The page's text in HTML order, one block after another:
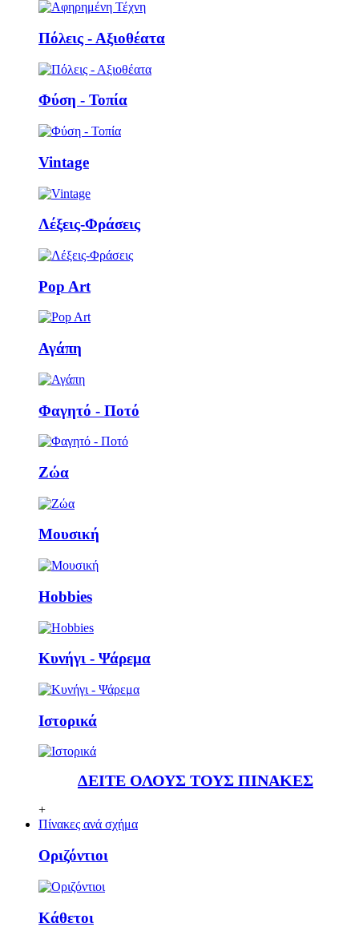
Πόλεις - Αξιοθέατα
Φύση - Τοπία
Vintage
Λέξεις-Φράσεις
Pop Art
Αγάπη
Φαγητό - Ποτό
Ζώα
Μουσική
Ηobbies
Κυνήγι - Ψάρεμα
Ιστορικά
ΔΕΙΤΕ ΟΛΟΥΣ ΤΟΥΣ ΠΙΝΑΚΕΣ
+
Πίνακες ανά σχήμα
Οριζόντιοι
Κάθετoι